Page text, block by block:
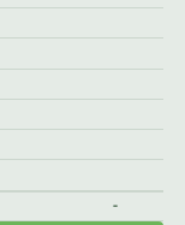
-